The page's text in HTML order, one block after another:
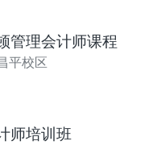
管理会计师课程
平校区
师培训班